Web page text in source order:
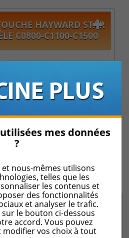
HAYWARD STAR
C0800-C1100-C1500
pour piscine
à cartouche
Filtres à
2 : modèle C0800-C1100-
mes données
?
nous-mêmes utilisons
telles que les
les contenus et
des fonctionnalités
et analyser le trafic.
le bouton ci-dessous
accord. Vous pouvez
modifier vos choix à tout